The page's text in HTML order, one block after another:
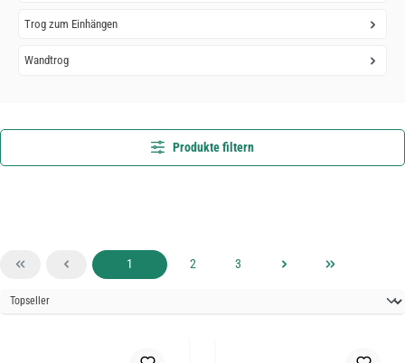
Trog zum Einhängen
Wandtrog
Produkte filtern
Seite
1 Seite
2 Seite
3